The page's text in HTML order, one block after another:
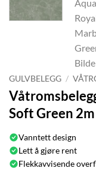
GULVBELEGG /
Soft Green 2m
Vanntett design
Lett å gjøre rent
Flekkavvisende